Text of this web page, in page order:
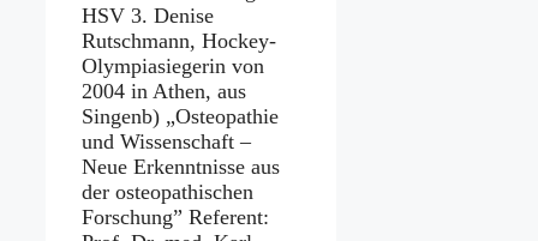
HSV 3. Denise
Rutschmann, Hockey-
Olympiasiegerin von
2004 in Athen, aus
Singenb) „Osteopathie
und Wissenschaft –
Neue Erkenntnisse aus
der osteopathischen
Forschung” Referent: